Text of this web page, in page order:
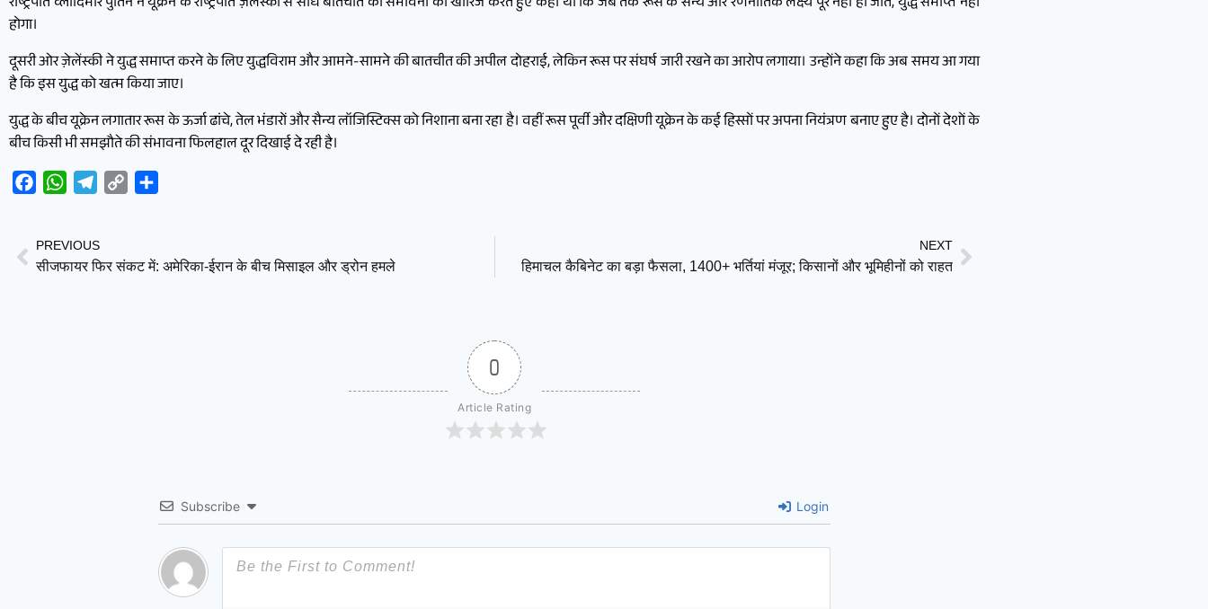
होगा।
दूसरी ओर ज़ेलेंस्की ने युद्ध समाप्त करने के लिए युद्धविराम और आमने-सामने की बातचीत की अपील दोहराई, लेकिन रूस पर संघर्ष जारी रखने का आरोप लगाया। उन्होंने कहा कि अब समय आ गया
है कि इस युद्ध को खत्म किया जाए।
युद्ध के बीच यूक्रेन लगातार रूस के ऊर्जा ढांचे, तेल भंडारों और सैन्य लॉजिस्टिक्स को निशाना बना रहा है। वहीं रूस पूर्वी और दक्षिणी यूक्रेन के कई हिस्सों पर अपना नियंत्रण बनाए हुए है। दोनों देशों के
बीच किसी भी समझौते की संभावना फिलहाल दूर दिखाई दे रही है।
FacebookWhatsAppTelegram
Copy
PREVIOUS
सीजफायर फिर संकट में: अमेरिका-ईरान के बीच मिसाइल और ड्रोन हमले
NEXT
हिमाचल कैबिनेट का बड़ा फैसला, 1400+ भर्तियां मंजूर; किसानों और भूमिहीनों को राहत
0
Article Rating
Subscribe Login